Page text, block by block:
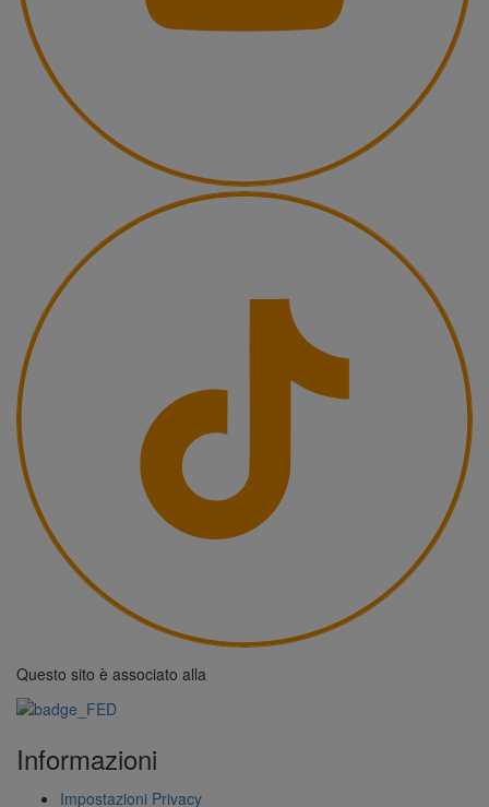
Questo sito è associato alla
Informazioni
Impostazioni Privacy